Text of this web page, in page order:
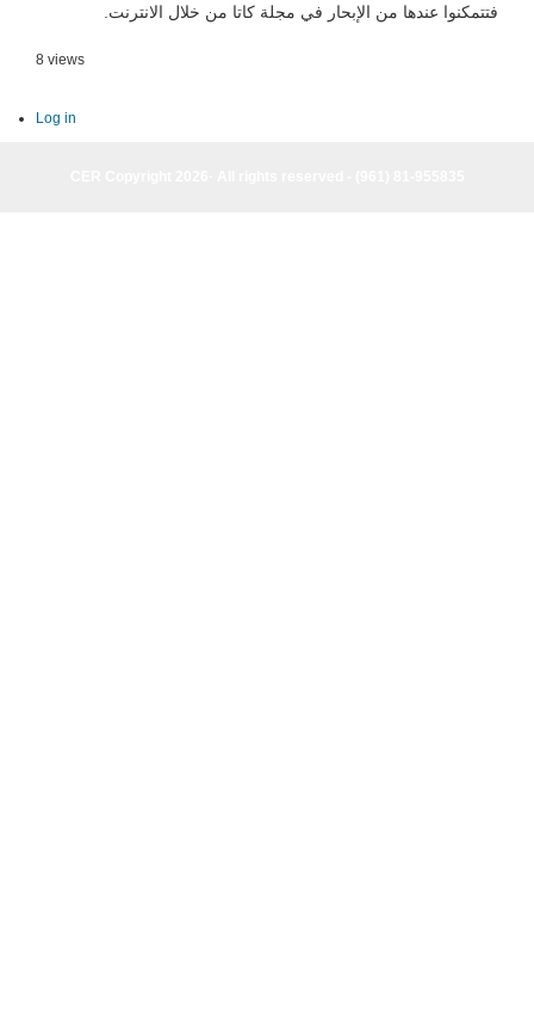
فتتمكنوا عندها من الإبحار في مجلة كاتا من خلال الانترنت.
8 views
Log in